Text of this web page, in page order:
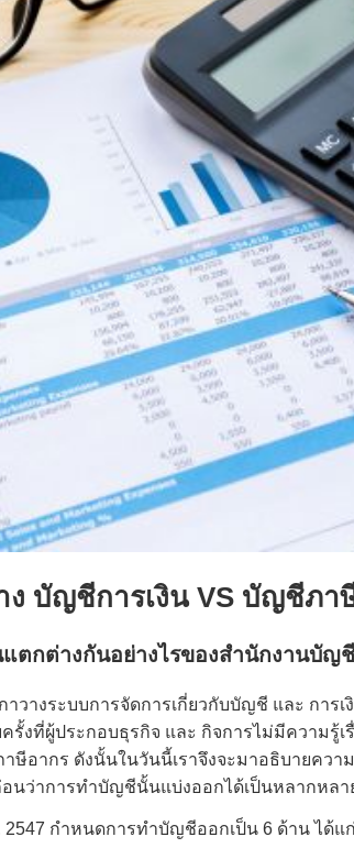
ง บัญชีการเงิน VS บัญชีภา
ตกต่างกันอย่างไรของสำนักงานบัญชี
วางระบบการจัดการเกี่ยวกับบัญชี และ กา
งที่ผู้ประกอบธุรกิจ และ กิจการไม่มีความรู้เ
ษีอากร ดังนั้นในวันนี้เราจึงจะมาอธิบายคว
นว่าการทำบัญชีนั้นแบ่งออกได้เป็นหลากหล
กำหนดการทำบัญชีออกเป็น 6 ด้าน ได้แก่